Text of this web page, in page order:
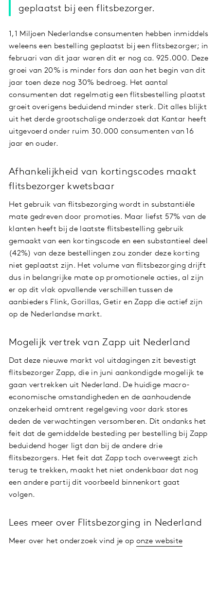
geplaatst bij een flitsbezorger.
1,1 Miljoen Nederlandse consumenten hebben inmiddels
weleens een bestelling geplaatst bij een flitsbezorger; in
februari van dit jaar waren dit er nog ca. 925.000. Deze
groei van 20% is minder fors dan aan het begin van dit
jaar toen deze nog 30% bedroeg. Het aantal
consumenten dat regelmatig een flitsbestelling plaatst
groeit overigens beduidend minder sterk. Dit alles blijkt
uit het derde grootschalige onderzoek dat Kantar heeft
uitgevoerd onder ruim 30.000 consumenten van 16
jaar en ouder.
Afhankelijkheid van kortingscodes maakt
flitsbezorger kwetsbaar
Het gebruik van flitsbezorging wordt in substantiële
mate gedreven door promoties. Maar liefst 57% van de
klanten heeft bij de laatste flitsbestelling gebruik
gemaakt van een kortingscode en een substantieel deel
(42%) van deze bestellingen zou zonder deze korting
niet geplaatst zijn. Het volume van flitsbezorging drijft
dus in belangrijke mate op promotionele acties, al zijn
er op dit vlak opvallende verschillen tussen de
aanbieders Flink, Gorillas, Getir en Zapp die actief zijn
op de Nederlandse markt.
Mogelijk vertrek van Zapp uit Nederland
Dat deze nieuwe markt vol uitdagingen zit bevestigt
flitsbezorger Zapp, die in juni aankondigde mogelijk te
gaan vertrekken uit Nederland. De huidige macro-
economische omstandigheden en de aanhoudende
onzekerheid omtrent regelgeving voor dark stores
deden de verwachtingen versomberen. Dit ondanks het
feit dat de gemiddelde besteding per bestelling bij Zapp
beduidend hoger ligt dan bij de andere drie
flitsbezorgers. Het feit dat Zapp toch overweegt zich
terug te trekken, maakt het niet ondenkbaar dat nog
een andere partij dit voorbeeld binnenkort gaat
volgen.
Lees meer over Flitsbezorging in Nederland
Meer over het onderzoek vind je op onze website